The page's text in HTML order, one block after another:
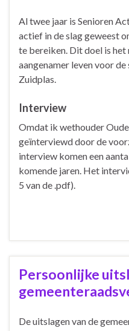
Al twee jaar is Senioren
actief in de slag geweest
te bereiken. Dit doel is het
aangenamer leven voor
Zuidplas.
Interview
Omdat ik wethouder
geïnterviewd door de
interview komen een
komende jaren. Het
5 van de .pdf).
Persoonlijke
De uitslagen van de